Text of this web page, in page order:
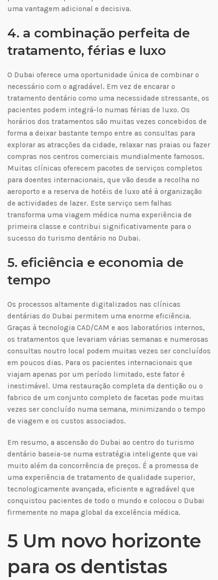
uma vantagem adicional e decisiva.
4. a combinação perfeita de
tratamento, férias e luxo
O Dubai oferece uma oportunidade única de combinar o
necessário com o agradável. Em vez de encarar o
tratamento dentário como uma necessidade stressante, os
pacientes podem integrá-lo numas férias de luxo. Os
horários dos tratamentos são muitas vezes concebidos de
forma a deixar bastante tempo entre as consultas para
explorar as atracções da cidade, relaxar nas praias ou fazer
compras nos centros comerciais mundialmente famosos.
Muitas clínicas oferecem pacotes de serviços completos
para doentes internacionais, que vão desde a recolha no
aeroporto e a reserva de hotéis de luxo até à organização
de actividades de lazer. Este serviço sem falhas
transforma uma viagem médica numa experiência de
primeira classe e contribui significativamente para o
sucesso do turismo dentário no Dubai.
5. eficiência e economia de
tempo
Os processos altamente digitalizados nas clínicas
dentárias do Dubai permitem uma enorme eficiência.
Graças à tecnologia CAD/CAM e aos laboratórios internos,
os tratamentos que levariam várias semanas e numerosas
consultas noutro local podem muitas vezes ser concluídos
em poucos dias. Para os pacientes internacionais que
viajam apenas por um período limitado, este fator é
inestimável. Uma restauração completa da dentição ou o
fabrico de um conjunto completo de facetas pode muitas
vezes ser concluído numa semana, minimizando o tempo
de viagem e os custos associados.
Em resumo, a ascensão do Dubai ao centro do turismo
dentário baseia-se numa estratégia inteligente que vai
muito além da concorrência de preços. É a promessa de
uma experiência de tratamento de qualidade superior,
tecnologicamente avançada, eficiente e agradável que
conquistou pacientes de todo o mundo e colocou o Dubai
firmemente no mapa global da excelência médica.
5 Um novo horizonte
para os dentistas